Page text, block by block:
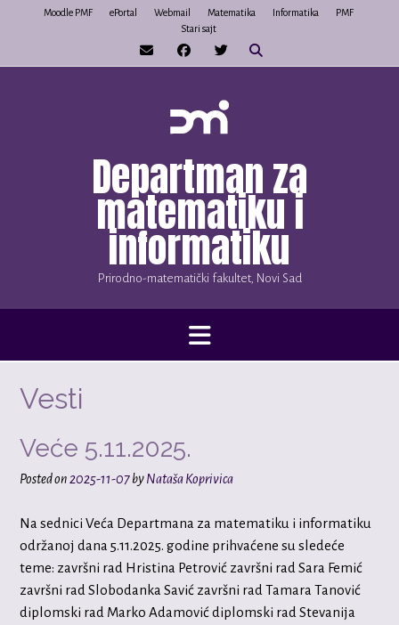
Moodle PMF ePortal Webmail Matematika Informatika
PMF
Stari sajt
Departman za
matematiku i
informatiku
Prirodno-matematički fakultet, Novi Sad
Vesti
Veće 5.11.2025.
Posted on2025-11-07byNataša Koprivica
Na sednici Veća Departmana za matematiku i informatiku
održanoj dana 5.11.2025. godine prihvaćene su sledeće
teme: završni rad Hristina Petrović završni rad Sara Femić
završni rad Slobodanka Savić završni rad Tamara Tanović
diplomski rad Marko Adamović diplomski rad Stevanija